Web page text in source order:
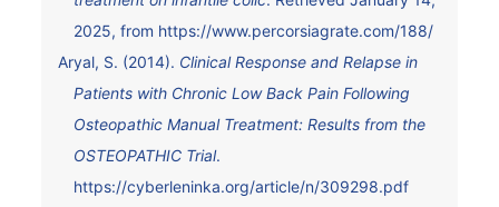
2025, from https://www.percorsiagrate.com/188/
Aryal, S. (2014). Clinical Response and Relapse in
Patients with Chronic Low Back Pain Following
Osteopathic Manual Treatment: Results from the
OSTEOPATHIC Trial.
https://cyberleninka.org/article/n/309298.pdf